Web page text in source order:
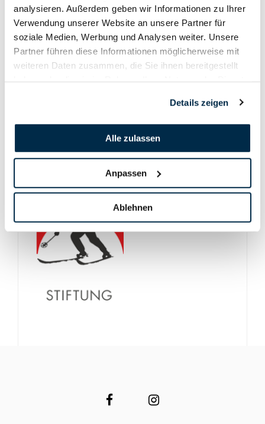
analysieren. Außerdem geben wir Informationen zu Ihrer
Verwendung unserer Website an unsere Partner für
soziale Medien, Werbung und Analysen weiter. Unsere
Partner führen diese Informationen möglicherweise mit
weiteren Daten zusammen, die Sie ihnen bereitgestellt
Details zeigen
Alle zulassen
Anpassen
Ablehnen